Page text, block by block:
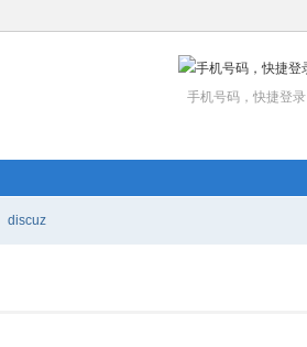
手机号码，快捷登录
discuz